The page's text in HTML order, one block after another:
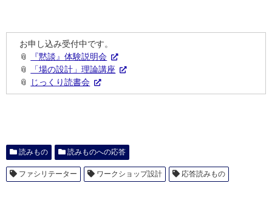
お申し込み受付中です。
📎
『黙談』体験説明会
📎
「場の設計」理論講座
📎
じっくり読書会
読みもの 読みものへの応答
ファシリテーター ワークショップ設計 応答読みもの